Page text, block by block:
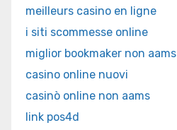
meilleurs casino en ligne
i siti scommesse online
miglior bookmaker non aams
casino online nuovi
casinò online non aams
link pos4d